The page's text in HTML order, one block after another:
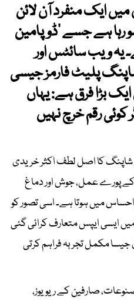
میں ایک منفرد آن لائن
رہا ہے جسے ’ڈوپامین
یہ ویب سائٹس اور
پلیٹ فارمز جیسی
بڑا فرق ہے: یہاں
رقم خرچ نہیں
شاپنگ کا اصل لطف اکثر خریدی
پورے عمل، جوش اور دماغ
احساس میں ہوتا ہے۔ اسی تصور کو
ایسی ایپس متعارف کرائی گئی
مکمل تجربہ فراہم کرتی
صارفین کے ریویوز،